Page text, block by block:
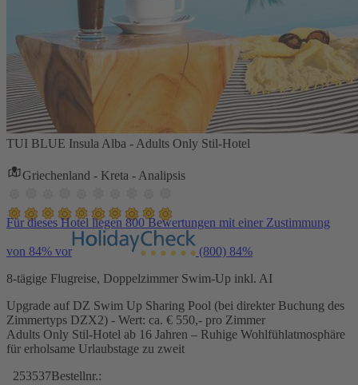
TUI BLUE Insula Alba - Adults Only Stil-Hotel
Griechenland - Kreta - Analipsis
Für dieses Hotel liegen 800 Bewertungen mit einer Zustimmung
von 84% vor (800) 84%
8-tägige Flugreise, Doppelzimmer Swim-Up inkl. AI
Upgrade auf DZ Swim Up Sharing Pool (bei direkter Buchung des
Zimmertyps DZX2) - Wert: ca. € 550,- pro Zimmer
Adults Only Stil-Hotel ab 16 Jahren – Ruhige Wohlfühlatmosphäre
für erholsame Urlaubstage zu zweit
253537Bestellnr.: